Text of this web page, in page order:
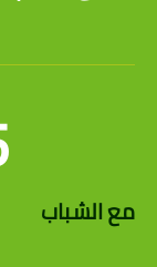
مع الشباب